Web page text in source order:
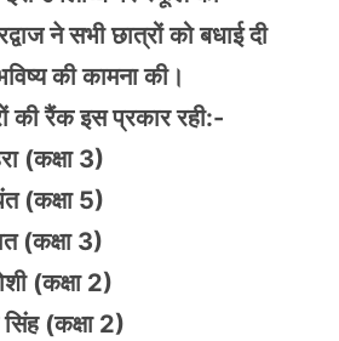
ने सभी छात्रों को बधाई दी
की कामना की।
की रैंक इस प्रकार रही:-
(कक्षा 3)
(कक्षा 5)
(कक्षा 3)
(कक्षा 2)
(कक्षा 2)